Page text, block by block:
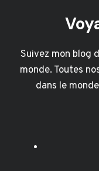
Suivez mon blog
monde. Toutes
dans le